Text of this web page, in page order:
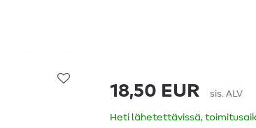
18,50 EUR sis. ALV
Heti lähetettävissä,